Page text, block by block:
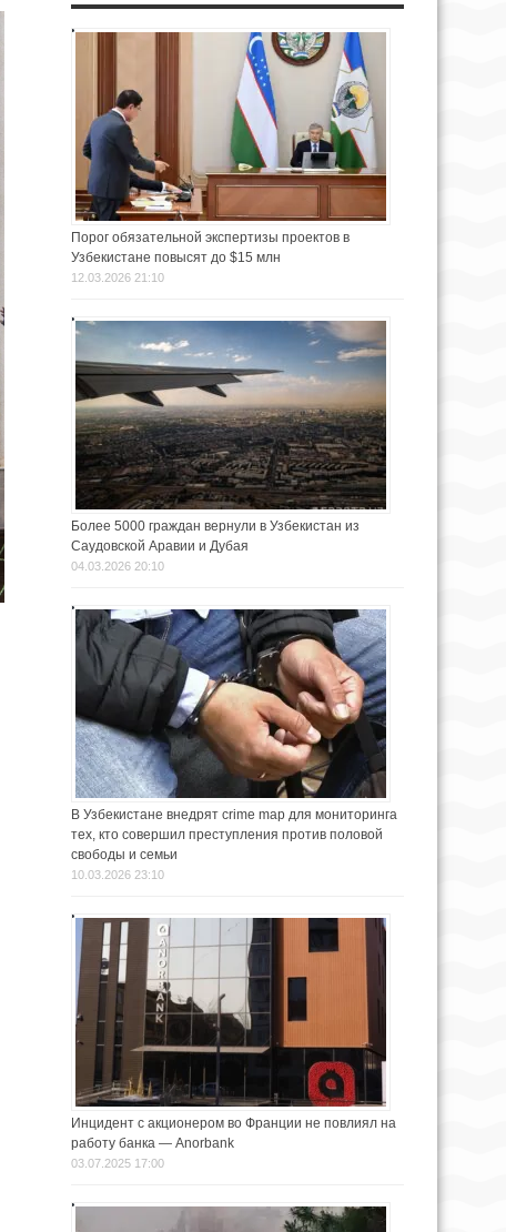
Порог обязательной экспертизы проектов в
Узбекистане повысят до $15 млн
12.03.2026 21:10
Более 5000 граждан вернули в Узбекистан из
Саудовской Аравии и Дубая
04.03.2026 20:10
В Узбекистане внедрят crime map для мониторинга
тех, кто совершил преступления против половой
свободы и семьи
10.03.2026 23:10
Инцидент с акционером во Франции не повлиял на
работу банка — Anorbank
03.07.2025 17:00